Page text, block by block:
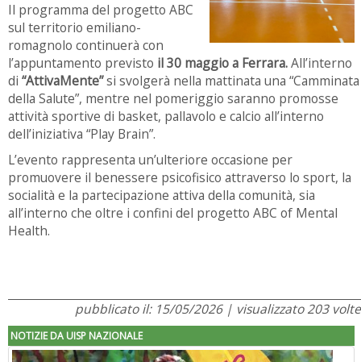
Il programma del progetto ABC
sul territorio emiliano-
romagnolo continuerà con
l’appuntamento previsto il 30 maggio a Ferrara.All’interno
di “AttivaMente”si svolgerà nella mattinata una “Camminata
della Salute”, mentre nel pomeriggio saranno promosse
attività sportive di basket, pallavolo e calcio all’interno
dell’iniziativa “Play Brain”.
L’evento rappresenta un’ulteriore occasione per
promuovere il benessere psicofisico attraverso lo sport, la
socialità e la partecipazione attiva della comunità, sia
all’interno che oltre i confini del progetto ABC of Mental
Health.
pubblicato il: 15/05/2026 | visualizzato 203 volte
NOTIZIE DA UISP NAZIONALE